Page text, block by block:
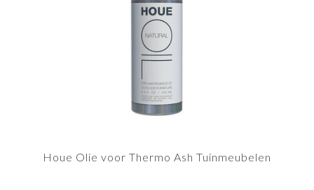
Houe Olie voor Thermo Ash Tuinmeubelen